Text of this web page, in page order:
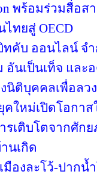
พร้อมร่วมสื่อ
ทยสู่ OECD
ทคับ ออนไลน์ จ
นเป็นเท็จ แล
นิติบุคคลเพื่อลว
ใหม่เปิดโอกา
รเติบโตจากศัก
นเกิด
เมืองละโว้-ปา